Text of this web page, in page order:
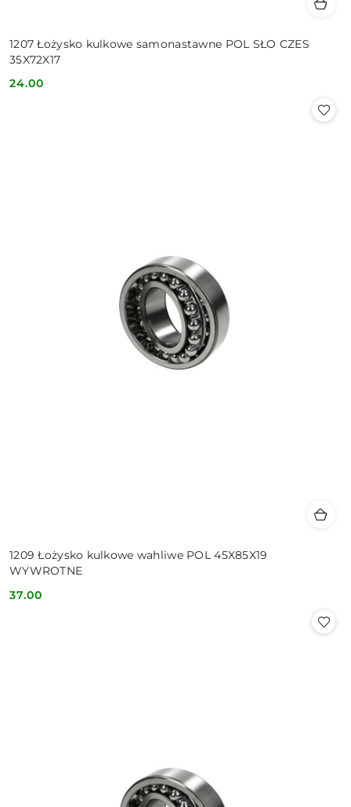
1207 Łożysko kulkowe samonastawne POL SŁO CZES
35X72X17
Cena:
24.00
1209 Łożysko kulkowe wahliwe POL 45X85X19
WYWROTNE
Cena:
37.00